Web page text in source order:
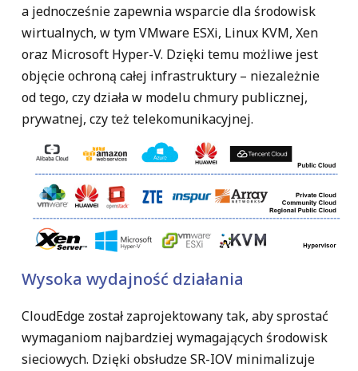
a jednocześnie zapewnia wsparcie dla środowisk
wirtualnych, w tymVMware ESXi, Linux KVM, Xen
oraz Microsoft Hyper-V. Dzięki temu możliwe jest
objęcie ochroną całej infrastruktury – niezależnie
od tego, czy działa w modeluchmury publicznej,
prywatnej, czy też telekomunikacyjnej.
Wysoka wydajność działania
CloudEdge został zaprojektowany tak, aby sprostać
wymaganiom najbardziej wymagających środowisk
sieciowych. Dzięki obsłudzeSR-IOVminimalizuje